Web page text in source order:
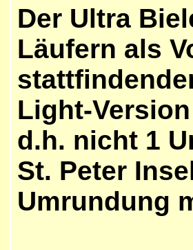
Der Ultra
Läufern als
Light-
d.h. nicht 1
St. Peter
Umrundung